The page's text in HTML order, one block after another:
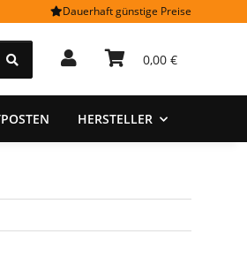
Dauerhaft günstige Preise
0,00 €
HERSTELLER